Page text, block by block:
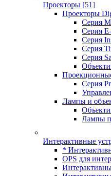
Проекторы [51]
Проекторы
Серия
Серия
Серия
Серия
Серия
Серия
Лампы и
Лампы
Интерактивные
*
OPS для